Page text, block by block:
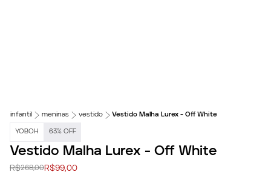
infantil meninas vestido Vestido Malha Lurex - Off White
YOBOH 63% OFF
Vestido Malha Lurex - Off White
R$268,00R$99,00